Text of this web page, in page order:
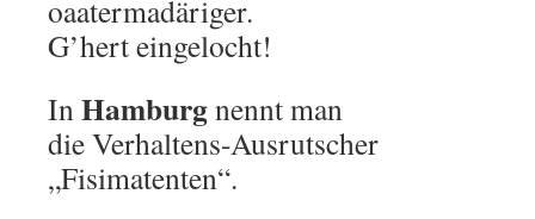
oaatermadäriger.
G’hert eingelocht!
InHamburgnennt man
die Verhaltens-Ausrutscher
„Fisimatenten“.